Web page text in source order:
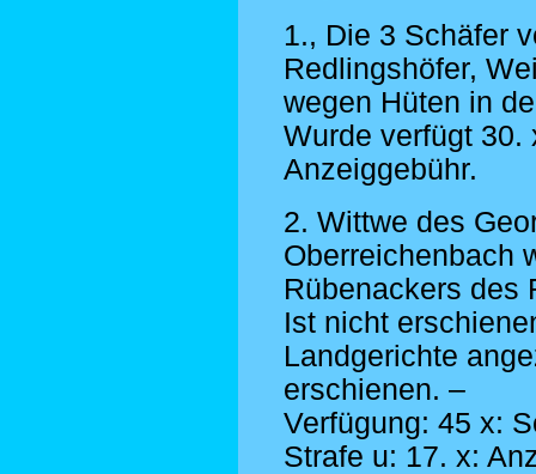
1., Die 3 Schäfer
Redlingshöfer,
wegen Hüten in
Wurde verfügt 30.
Anzeiggebühr.
2. Wittwe des
Oberreichenbach
Rübenackers des
Ist nicht
Landgerichte
erschienen. –
Verfügung: 45 x:
Strafe u: 17. x: